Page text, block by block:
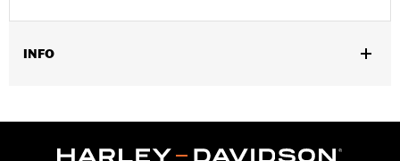
INFO
Installatie-instructies